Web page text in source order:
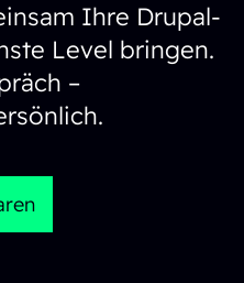
Ihre Drupal-
Level bringen.
–